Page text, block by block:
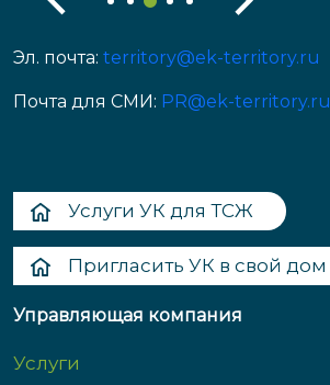
Эл. почта: territory@ek-territory.ru
Почта для СМИ: PR@ek-territory.ru
Услуги УК для ТСЖ
Пригласить УК в свой дом
Управляющая компания
Услуги